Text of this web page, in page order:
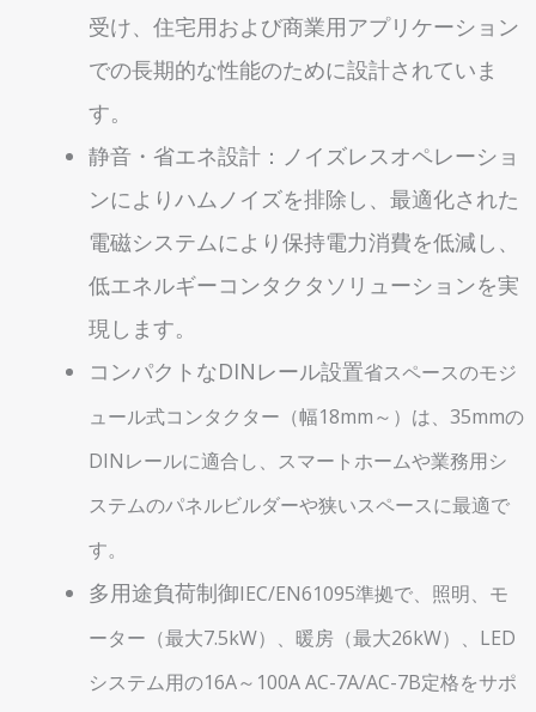
受け、住宅用および商業用アプリケーション
での長期的な性能のために設計されていま
す。
静音・省エネ設計：ノイズレスオペレーショ
ンによりハムノイズを排除し、最適化された
電磁システムにより保持電力消費を低減し、
低エネルギーコンタクタソリューションを実
現します。
コンパクトなDINレール設置省スペースのモジ
ュール式コンタクター（幅18mm～）は、35mmの
DINレールに適合し、スマートホームや業務用シ
ステムのパネルビルダーや狭いスペースに最適で
す。
多用途負荷制御IEC/EN61095準拠で、照明、モ
ーター（最大7.5kW）、暖房（最大26kW）、LED
システム用の16A～100A AC-7A/AC-7B定格をサポ